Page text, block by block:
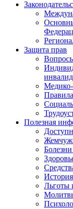
Защита прав
Медико-
Полезная
Льготы